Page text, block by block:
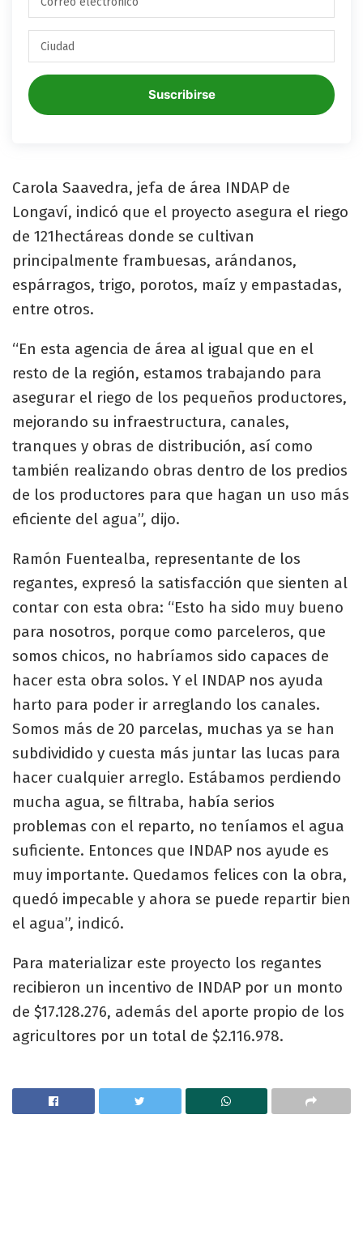
Suscribirse
Carola Saavedra, jefa de área INDAP de
Longaví, indicó que el proyecto asegura el riego
de 121hectáreas donde se cultivan
principalmente frambuesas, arándanos,
espárragos, trigo, porotos, maíz y empastadas,
entre otros.
“En esta agencia de área al igual que en el
resto de la región, estamos trabajando para
asegurar el riego de los pequeños productores,
mejorando su infraestructura, canales,
tranques y obras de distribución, así como
también realizando obras dentro de los predios
de los productores para que hagan un uso más
eficiente del agua”, dijo.
Ramón Fuentealba, representante de los
regantes, expresó la satisfacción que sienten al
contar con esta obra: “Esto ha sido muy bueno
para nosotros, porque como parceleros, que
somos chicos, no habríamos sido capaces de
hacer esta obra solos. Y el INDAP nos ayuda
harto para poder ir arreglando los canales.
Somos más de 20 parcelas, muchas ya se han
subdividido y cuesta más juntar las lucas para
hacer cualquier arreglo. Estábamos perdiendo
mucha agua, se filtraba, había serios
problemas con el reparto, no teníamos el agua
suficiente. Entonces que INDAP nos ayude es
muy importante. Quedamos felices con la obra,
quedó impecable y ahora se puede repartir bien
el agua”, indicó.
Para materializar este proyecto los regantes
recibieron un incentivo de INDAP por un monto
de $17.128.276, además del aporte propio de los
agricultores por un total de $2.116.978.